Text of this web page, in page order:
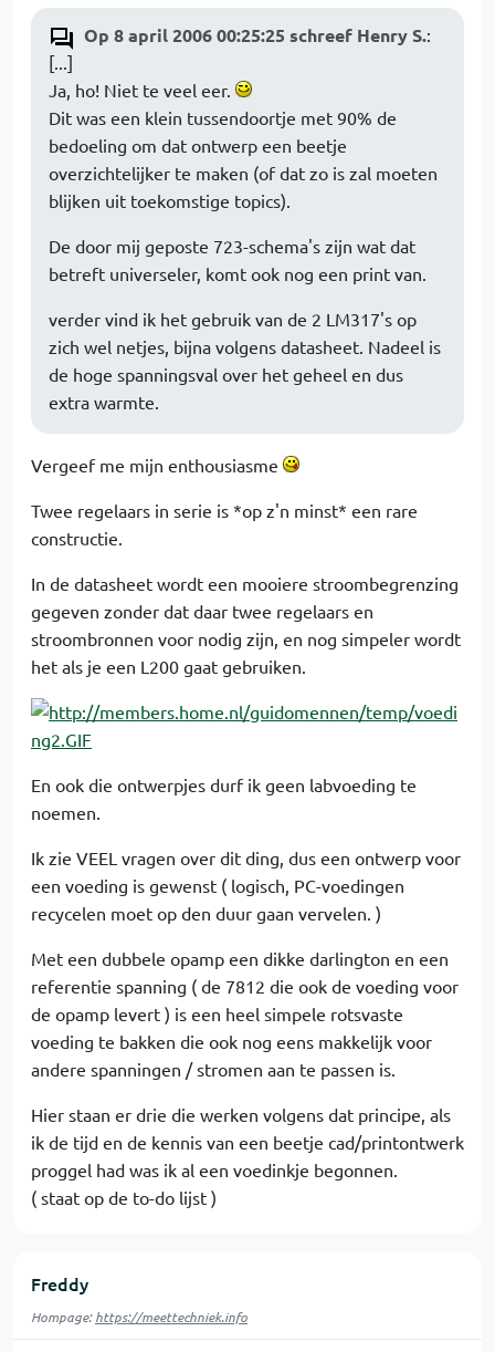
Op 8 april 2006 00:25:25 schreef Henry S.:
[...]
Ja, ho! Niet te veel eer.
Dit was een klein tussendoortje met 90% de
bedoeling om dat ontwerp een beetje
overzichtelijker te maken (of dat zo is zal moeten
blijken uit toekomstige topics).
De door mij geposte 723-schema's zijn wat dat
betreft universeler, komt ook nog een print van.
verder vind ik het gebruik van de 2 LM317's op
zich wel netjes, bijna volgens datasheet. Nadeel is
de hoge spanningsval over het geheel en dus
extra warmte.
Vergeef me mijn enthousiasme
Twee regelaars in serie is *op z'n minst* een rare
constructie.
In de datasheet wordt een mooiere stroombegrenzing
gegeven zonder dat daar twee regelaars en
stroombronnen voor nodig zijn, en nog simpeler wordt
het als je een L200 gaat gebruiken.
En ook die ontwerpjes durf ik geen labvoeding te
noemen.
Ik zie VEEL vragen over dit ding, dus een ontwerp voor
een voeding is gewenst ( logisch, PC-voedingen
recycelen moet op den duur gaan vervelen. )
Met een dubbele opamp een dikke darlington en een
referentie spanning ( de 7812 die ook de voeding voor
de opamp levert ) is een heel simpele rotsvaste
voeding te bakken die ook nog eens makkelijk voor
andere spanningen / stromen aan te passen is.
Hier staan er drie die werken volgens dat principe, als
ik de tijd en de kennis van een beetje cad/printontwerk
proggel had was ik al een voedinkje begonnen.
( staat op de to-do lijst )
Freddy
Hompage:https://meettechniek.info